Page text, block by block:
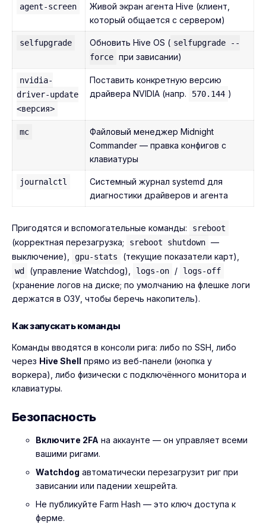
agent-screen
Живой экран агента Hive (клиент,
который общается с сервером)
selfupgrade Обновить Hive OS ( selfupgrade --
force при зависании)
nvidia-
driver-update
<версия>
Поставить конкретную версию
драйвера NVIDIA (напр.
570.144 )
mc
Файловый менеджер Midnight
Commander — правка конфигов с
клавиатуры
journalctl
Системный журнал systemd для
диагностики драйверов и агента
Пригодятся и вспомогательные команды: sreboot
(корректная перезагрузка; sreboot shutdown —
выключение),
gpu-stats (текущие показатели карт),
wd (управление Watchdog), logs-on / logs-off
(хранение логов на диске; по умолчанию на флешке логи
держатся в ОЗУ, чтобы беречь накопитель).
Как запускать команды
Команды вводятся в консоли рига: либо по SSH, либо
через Hive Shell прямо из веб-панели (кнопка у
воркера), либо физически с подключённого монитора и
клавиатуры.
Безопасность
Включите 2FA на аккаунте — он управляет всеми
вашими ригами.
Watchdog автоматически перезагрузит риг при
зависании или падении хешрейта.
Не публикуйте Farm Hash — это ключ доступа к
ферме.